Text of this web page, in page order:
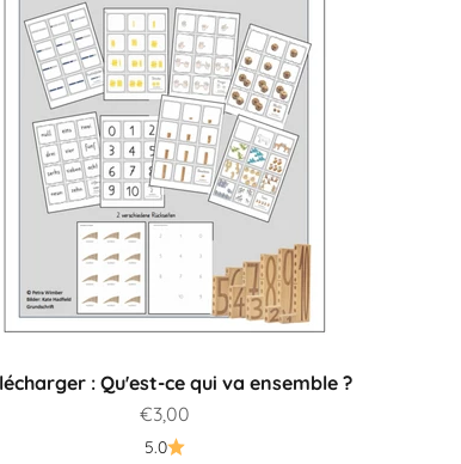
: Qu'est-ce qui va ensemble ?
Prix de vente
€3,00
5.0